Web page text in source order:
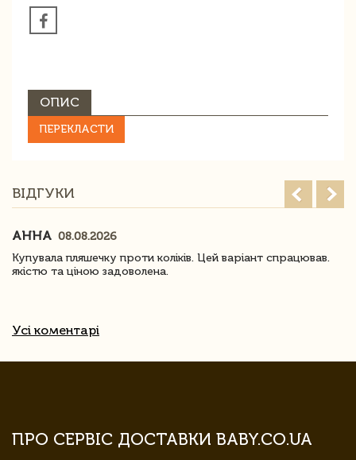
ОПИС
ПЕРЕКЛАСТИ
ВІДГУКИ
АННА 08.08.2026
Купувала пляшечку проти коліків. Цей варіант спрацював.
якістю та ціною задоволена.
Усі коментарі
ПРО СЕРВІС ДОСТАВКИ BABY.CO.UA